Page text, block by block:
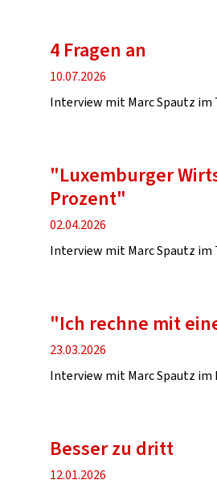
4 Fragen an
Veröffentlichung
10.07.2026
Interview mit Marc Spautz
"Luxemburger
Prozent"
Veröffentlichung
02.04.2026
Interview mit Marc Spautz
"Ich rechne mit
Veröffentlichung
23.03.2026
Interview mit Marc Spautz im
Besser zu dritt
Veröffentlichung
12.01.2026